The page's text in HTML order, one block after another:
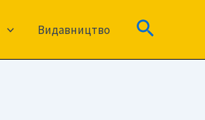
Видавництво Пошук